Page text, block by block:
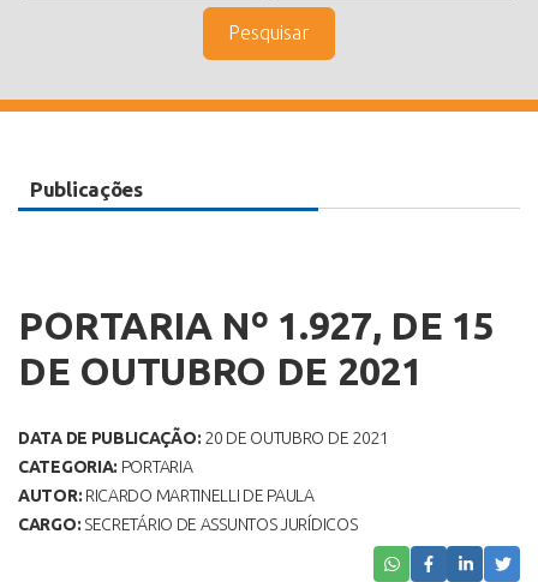
Pesquisar
Publicações
PORTARIA Nº 1.927, DE 15
DE OUTUBRO DE 2021
DATA DE PUBLICAÇÃO: 20 DE OUTUBRO DE 2021
CATEGORIA: PORTARIA
AUTOR: RICARDO MARTINELLI DE PAULA
CARGO: SECRETÁRIO DE ASSUNTOS JURÍDICOS